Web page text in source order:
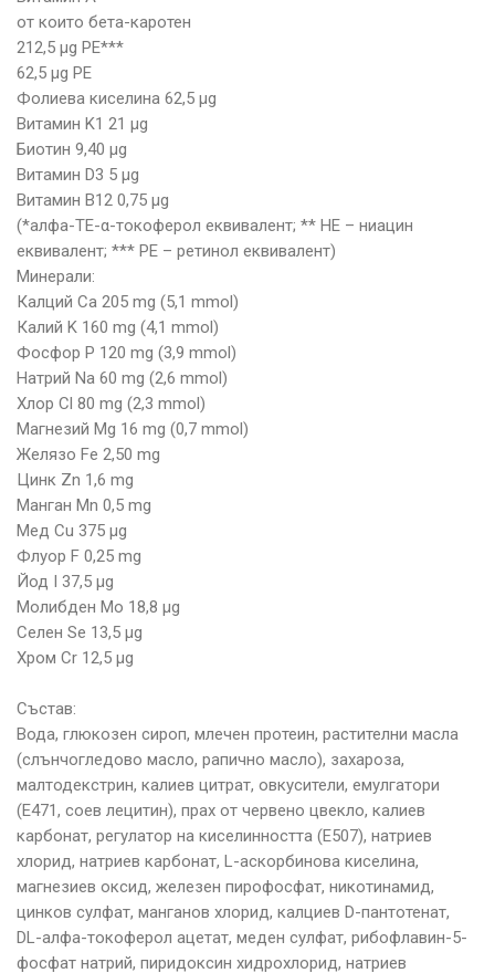
от които бета-каротен
212,5 µg РЕ***
62,5 µg РЕ
Фолиева киселина 62,5 µg
Витамин K1 21 µg
Биотин 9,40 µg
Витамин D3 5 µg
Витамин B12 0,75 µg
(*алфа-ТЕ-α-токоферол еквивалент; ** НЕ – ниацин
еквивалент; *** РЕ – ретинол еквивалент)
Минерали:
Калций Ca 205 mg (5,1 mmol)
Калий K 160 mg (4,1 mmol)
Фосфор P 120 mg (3,9 mmol)
Натрий Na 60 mg (2,6 mmol)
Хлор Cl 80 mg (2,3 mmol)
Магнезий Mg 16 mg (0,7 mmol)
Желязо Fe 2,50 mg
Цинк Zn 1,6 mg
Манган Mn 0,5 mg
Мед Cu 375 µg
Флуор F 0,25 mg
Йод I 37,5 µg
Молибден Mo 18,8 µg
Селен Se 13,5 µg
Хром Cr 12,5 µg
Състав:
Вода, глюкозен сироп, млечен протеин, растителни масла
(слънчогледово масло, рапично масло), захароза,
малтодекстрин, калиев цитрат, овкусители, емулгатори
(E471, соев лецитин), прах от червено цвекло, калиев
карбонат, регулатор на киселинността (E507), натриев
хлорид, натриев карбонат, L-аскорбинова киселина,
магнезиев оксид, железен пирофосфат, никотинамид,
цинков сулфат, манганов хлорид, калциев D-пантотенат,
DL-алфа-токоферол ацетат, меден сулфат, рибофлавин-5-
фосфат натрий, пиридоксин хидрохлорид, натриев